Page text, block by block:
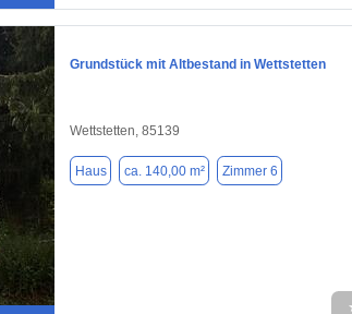
Grundstück mit Altbestand in Wettstetten
Wettstetten, 85139
Haus ca. 140,00 m² Zimmer 6